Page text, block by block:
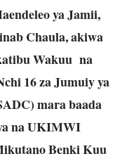
ya Jamii,
Chaula, akiwa
Wakuu na
16 za Jumuiy ya
mara baada
na UKIMWI
Benki Kuu